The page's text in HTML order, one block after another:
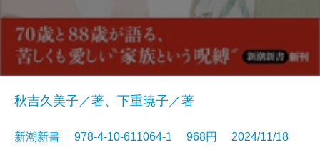
秋吉久美子／著、下重暁子／著
新潮新書 978-4-10-611064-1 968円 2024/11/18